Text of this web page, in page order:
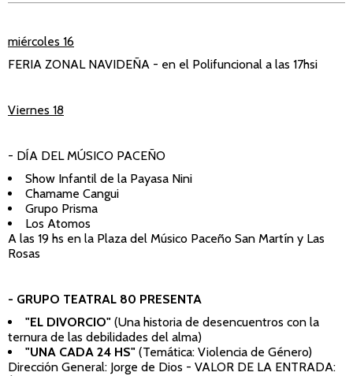
miércoles 16
FERIA ZONAL NAVIDEÑA - en el Polifuncional a las 17hsi
Viernes 18
- DÍA DEL MÚSICO PACEÑO
Show Infantil de la Payasa Nini
Chamame Cangui
Grupo Prisma
Los Atomos
A las 19 hs en la Plaza del Músico Paceño San Martín y Las
Rosas
- GRUPO TEATRAL 80 PRESENTA
"EL DIVORCIO" (Una historia de desencuentros con la
ternura de las debilidades del alma)
"UNA CADA 24 HS" (Temática: Violencia de Género)
Dirección General: Jorge de Dios - VALOR DE LA ENTRADA: